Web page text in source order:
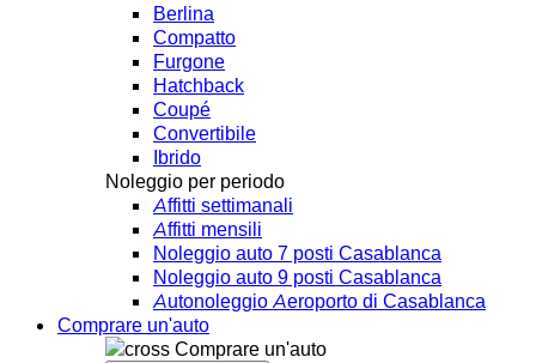
Berlina
Compatto
Furgone
Hatchback
Coupé
Convertibile
Ibrido
Noleggio per periodo
Affitti settimanali
Affitti mensili
Noleggio auto 7 posti Casablanca
Noleggio auto 9 posti Casablanca
Autonoleggio Aeroporto di Casablanca
Comprare un'auto
Comprare un'auto